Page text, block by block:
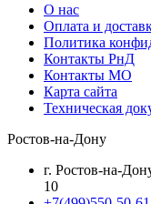
О нас
Оплата и
Политика
Контакты РнД
Контакты МО
Карта сайта
Техническая
Ростов-на-Дону
г. Ростов-на-
10